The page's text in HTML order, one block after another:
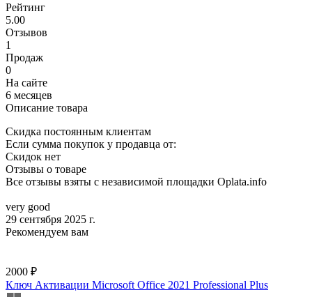
Рейтинг
5.00
Отзывов
1
Продаж
0
На сайте
6 месяцев
Описание товара
Скидка постоянным клиентам
Если сумма покупок у продавца от:
Скидок нет
Отзывы о товаре
Все отзывы взяты с независимой площадки Oplata.info
very good
29 сентября 2025 г.
Рекомендуем вам
2000 ₽
Ключ Активации Microsoft Office 2021 Professional Plus